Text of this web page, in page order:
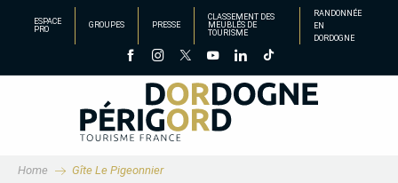
principal
ESPACE
PRO
GROUPES PRESSE
CLASSEMENT DES
MEUBLÉS DE
TOURISME
RANDONNÉE
EN
DORDOGNE
Home Gîte Le Pigeonnier